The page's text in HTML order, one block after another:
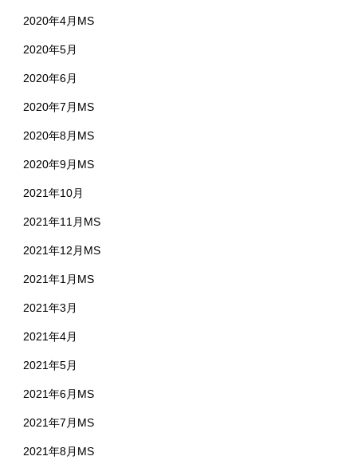
2020年4月MS
2020年5月
2020年6月
2020年7月MS
2020年8月MS
2020年9月MS
2021年10月
2021年11月MS
2021年12月MS
2021年1月MS
2021年3月
2021年4月
2021年5月
2021年6月MS
2021年7月MS
2021年8月MS